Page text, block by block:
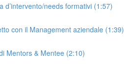
d’intervento/needs formativi (1:57)
con il Management aziendale (1:39)
Mentors & Mentee (2:10)